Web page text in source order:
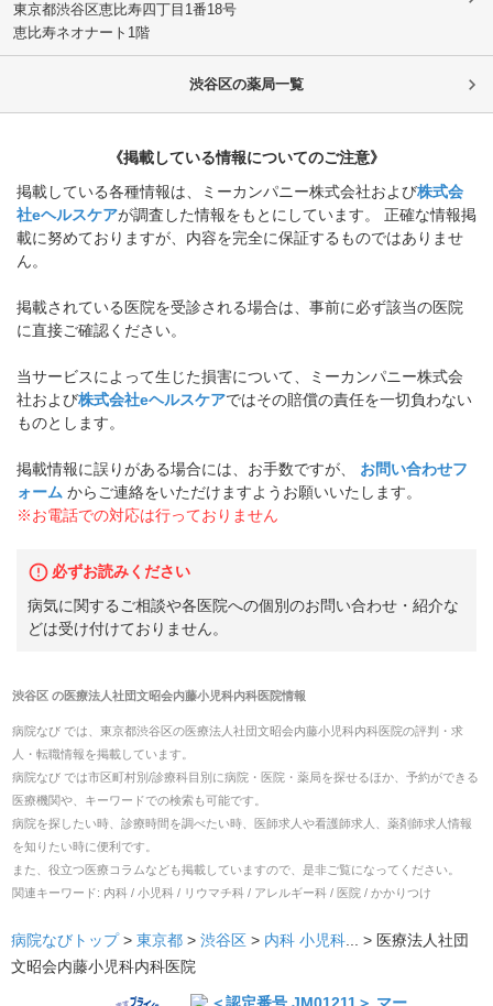
東京都渋谷区恵比寿四丁目1番18号
恵比寿ネオナート1階
渋谷区の薬局一覧
《掲載している情報についてのご注意》
掲載している各種情報は、ミーカンパニー株式会社および株式会
社eヘルスケアが調査した情報をもとにしています。 正確な情報掲
載に努めておりますが、内容を完全に保証するものではありませ
ん。
掲載されている医院を受診される場合は、事前に必ず該当の医院
に直接ご確認ください。
当サービスによって生じた損害について、ミーカンパニー株式会
社および株式会社eヘルスケアではその賠償の責任を一切負わない
ものとします。
掲載情報に誤りがある場合には、お手数ですが、
お問い合わせフ
ォーム からご連絡をいただけますようお願いいたします。
※お電話での対応は行っておりません
必ずお読みください
病気に関するご相談や各医院への個別のお問い合わせ・紹介な
どは受け付けておりません。
渋谷区 の医療法人社団文昭会内藤小児科内科医院情報
病院なび では、 東京都渋谷区の医療法人社団文昭会内藤小児科内科医院の評判・求
人・転職情報を掲載しています。
病院なび では市区町村別/診療科目別に病院・医院・薬局を探せるほか、予約ができる
医療機関や、キーワードでの検索も可能です。
病院を探したい時、診療時間を調べたい時、医師求人や看護師求人、薬剤師求人情報
を知りたい時に便利です。
また、役立つ医療コラムなども掲載していますので、是非ご覧になってください。
関連キーワード: 内科 / 小児科 / リウマチ科 / アレルギー科 / 医院 / かかりつけ
病院なびトップ > 東京都 > 渋谷区 > 内科 小児科 ... > 医療法人社団
文昭会内藤小児科内科医院